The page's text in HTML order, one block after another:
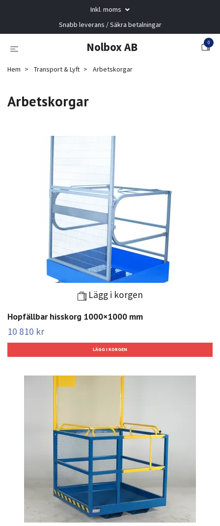
Inkl. moms
Snabb leverans / Säkra betalningar
Nolbox AB 0
Hem Transport & Lyft Arbetskorgar
Arbetskorgar
Lägg i korgen
Hopfällbar hisskorg 1000×1000 mm
10 810 kr